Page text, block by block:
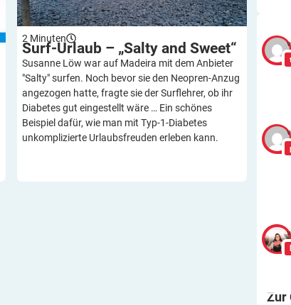
2 Minuten
Surf-Urlaub – „Salty and Sweet“
Susanne Löw war auf Madeira mit dem Anbieter
"Salty" surfen. Noch bevor sie den Neopren-Anzug
angezogen hatte, fragte sie der Surflehrer, ob ihr
Diabetes gut eingestellt wäre … Ein schönes
Beispiel dafür, wie man mit Typ-1-Diabetes
unkomplizierte Urlaubsfreuden erleben kann.
Zur